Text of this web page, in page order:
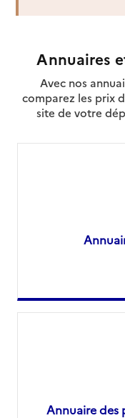
Annuaires
Avec nos
comparez les prix
site de votre
Annuaire des